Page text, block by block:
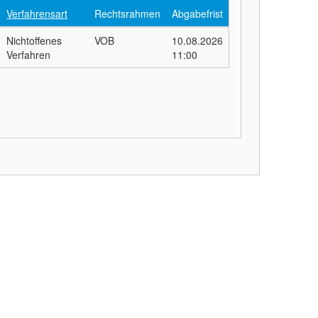
Verfahrensart Rechtsrahmen
Abgabefrist
Nichtoffenes
Verfahren
VOB
10.08.2026
11:00